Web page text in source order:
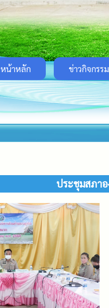
หน้าหลัก ข่าวกิจกรรม
ประชุมสภา